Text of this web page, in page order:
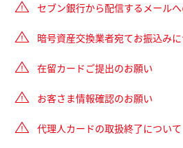
セブン銀行から配信するメール
暗号資産交換業者宛てお振込み
在留カードご提出のお願い
お客さま情報確認のお願い
代理人カードの取扱終了について